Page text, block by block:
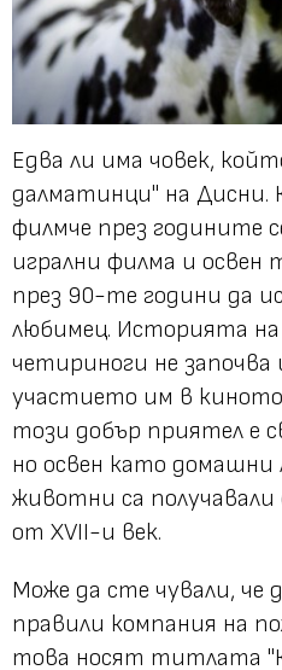
Едва ли има човек,
далматинци" на Дисни.
филмче през годините
игрални филма и освен
през 90-те години да
любимец. Историята
четириноги не започва
участието им в
този добър приятел е
но освен като
животни са получавали
от XVII-и век.
Може да сте чували,
правили компания на
това носят титлата